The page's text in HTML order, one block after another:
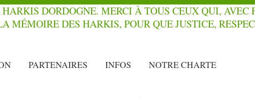
PARTENAIRES INFOS NOTRE CHARTE